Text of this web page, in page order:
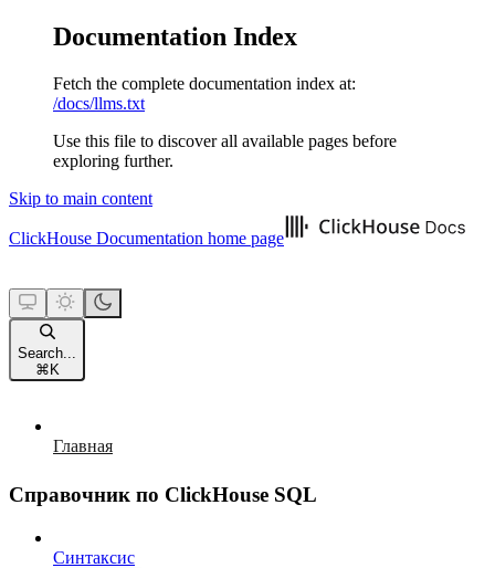
Documentation Index
Fetch the complete documentation index at:
/docs/llms.txt
Use this file to discover all available pages before
exploring further.
Skip to main content
ClickHouse Documentation home page
Search...
⌘ K
Главная
Справочник по ClickHouse SQL
Синтаксис